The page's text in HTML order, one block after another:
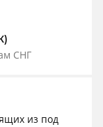
СНГ
из под